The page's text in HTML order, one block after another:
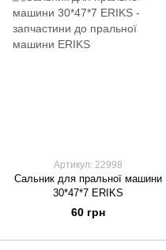
Артикул: 22998
Сальник для пральної машини
30*47*7 ERIKS
60 грн